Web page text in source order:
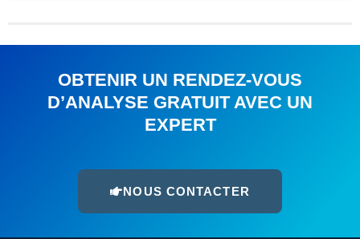
OBTENIR UN RENDEZ-VOUS
D’ANALYSE GRATUIT AVEC UN
EXPERT
NOUS CONTACTER